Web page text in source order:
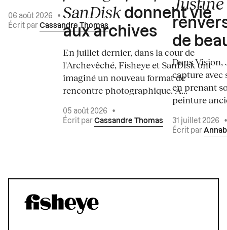
06 août 2026
•
Écrit par Cassandre Thomas
SanDisk donnent vie
aux archives
En juillet dernier, dans la cour de
l'Archevêché, Fisheye et SanDisk ont
imaginé un nouveau format de
rencontre photographique. À...
05 août 2026
•
Écrit par Cassandre Thomas
de
Dans
capture avec
en prenant
peinture
31 juillet 2026
Écrit par